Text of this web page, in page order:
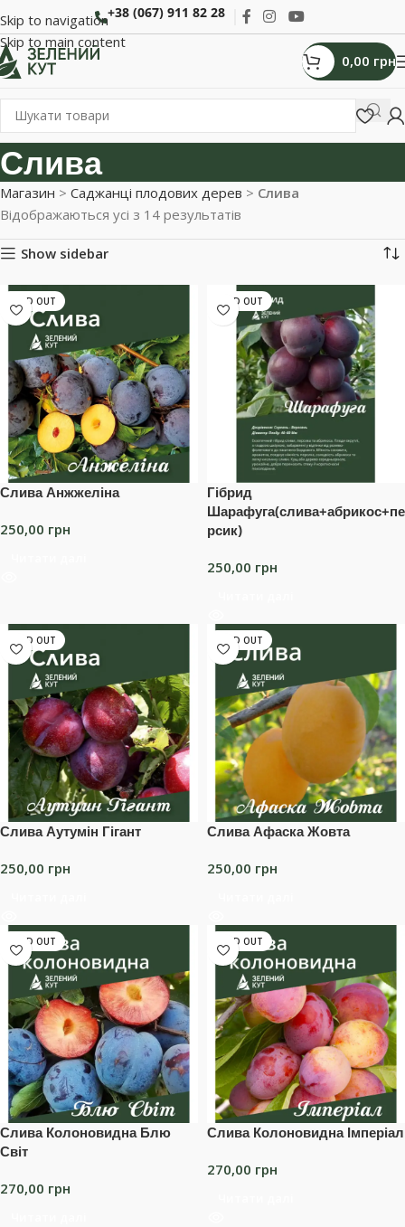
Skip to navigation
Skip to main content
+38 (067) 911 82 28
0,00 грн
Слива
Магазин > Саджанці плодових дерев > Слива
Відображаються усі з 14 результатів
Show sidebar
SOLD OUT
Слива Анжжеліна
250,00 грн
SOLD OUT
Гібрид
Шарафуга(слива+абрикос+пе
рсик)
250,00 грн
SOLD OUT
Слива Аутумін Гігант
250,00 грн
SOLD OUT
Слива Афаска Жовта
250,00 грн
SOLD OUT
Слива Колоновидна Блю
Світ
270,00 грн
SOLD OUT
Слива Колоновидна Імперіал
270,00 грн